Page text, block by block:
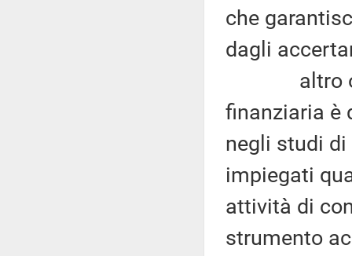
che
dagli
altro
finanziaria è
negli studi
impiegati
attività di
strumento